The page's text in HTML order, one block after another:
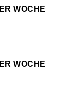
WOCHE (
WOCHE (